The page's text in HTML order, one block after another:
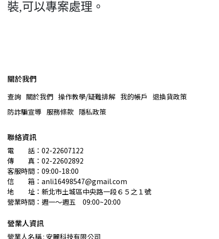
裝,可以專案處理。
關於我們
查詢 關於我們 操作教學/疑難排解 我的帳戶
退換貨政策
防詐騙宣導 服務條款 隱私政策
聯絡資訊
電　　話：02-22607122
傳　　真：02-22602892
客服時間：09:00-18:00
信　　箱：anli16498547@gmail.com
地　　址：新北市土城區中央路一段６５之１號
營業時間：週一～週五　09:00~20:00
營業人資訊
營業人名稱 : 安麗科技有限公司